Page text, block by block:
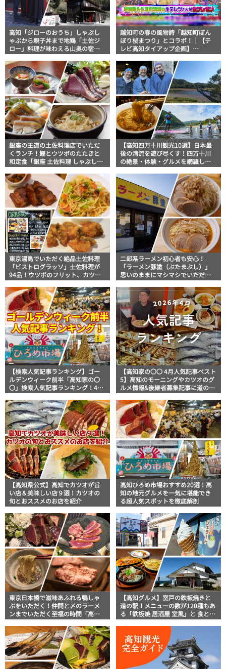
高知「ジローのおうち」しゃぶし
ゃぶから親子丼まで地鶏「土佐ジ
ロー」料理が味わえる山奥の宿泊
越知町の春の風物詩「越知町ぼん
ぼり桜まつり」とコラボ！｜【テ
レビ高知タイアップ企画】
銀座の王道の土佐料理店でいただ
くランチ！鰹とウツボのたたきと
和定食「銀座 土佐料理 しゃぶしゃ
さんマッキー牧元の高知満腹日記
【高知グルメPro】
【高知四万十川観光10選】日本最
後の清流を遊び尽くす！四万十川
の絶景・体験・グルメを網羅した
東京湯島でいただく絶品土佐料理
「ビストログラッソ」土佐料理が
94品！ウツボのフリット、カツオ
｜美食おじさんマッキー牧元の高
知満腹日記【高知グルメPro】
二郎系ラーメン初心者も安心！
「ラーメン豚塗（ぶたまぶし）」
思いのままにマシマシでいただく
【検索人気記事ランキング】ゴー
ルデンウィーク前半「高知家の〇
〇」検索人気記事ランキング！4月
【高知家の〇〇 4月人気記事ベスト
5】高知のモーニングやカツオのグ
ルメ情報&後継者募集記事に道の駅
【高知県公式】高知でカツオが旨
い店＆美味しい店９選！カツオの
旬とおススメのお店を紹介
高知ひろめ市場おすすめ20選！高
知の地元グルメを一気に堪能でき
る超人気スポットを徹底解剖
東京日本橋で滋味あふれる鴨しゃ
ぶをいただく！仲間と〆のラーメ
ンまでいただく至福の時間「高知
さんマッキー牧元の高知満腹日記
【高知家グルメPro】
【高知グルメ】室戸の鉄板焼きと
道の駅！メニューの数が120種もあ
る「鉄板焼 居酒屋 室風」と 食と学